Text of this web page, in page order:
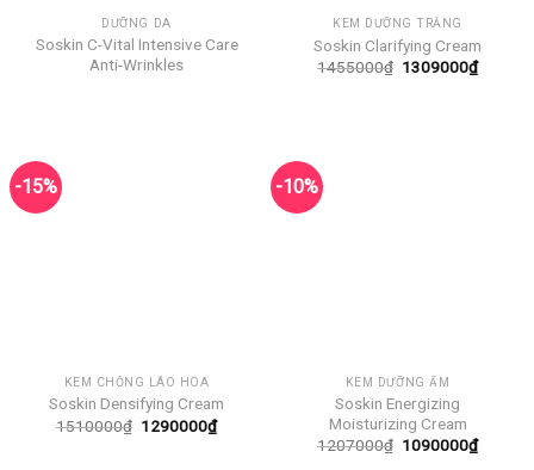
DƯỠNG DA
Soskin C-Vital Intensive Care
Anti-Wrinkles
KEM DƯỠNG TRẮNG
Soskin Clarifying Cream
1455000₫ Giá
1309000₫Giá
hiện
-15%
KEM CHỐNG LÃO HÓA
Soskin Densifying Cream
1510000₫ Giá
1290000₫Giá
hiện
-10%
KEM DƯỠNG ẨM
Soskin Energizing
Moisturizing Cream
1207000₫ Giá
1090000₫Giá
hiện